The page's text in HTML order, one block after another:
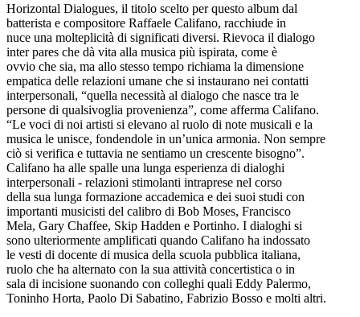
Horizontal Dialogues, il titolo scelto per questo album dal
batterista e compositore Raffaele Califano, racchiude in
nuce una molteplicità di significati diversi. Rievoca il dialogo
inter pares che dà vita alla musica più ispirata, come è
ovvio che sia, ma allo stesso tempo richiama la dimensione
empatica delle relazioni umane che si instaurano nei contatti
interpersonali, “quella necessità al dialogo che nasce tra le
persone di qualsivoglia provenienza”, come afferma Califano.
“Le voci di noi artisti si elevano al ruolo di note musicali e la
musica le unisce, fondendole in un’unica armonia. Non sempre
ciò si verifica e tuttavia ne sentiamo un crescente bisogno”.
Califano ha alle spalle una lunga esperienza di dialoghi
interpersonali - relazioni stimolanti intraprese nel corso
della sua lunga formazione accademica e dei suoi studi con
importanti musicisti del calibro di Bob Moses, Francisco
Mela, Gary Chaffee, Skip Hadden e Portinho. I dialoghi si
sono ulteriormente amplificati quando Califano ha indossato
le vesti di docente di musica della scuola pubblica italiana,
ruolo che ha alternato con la sua attività concertistica o in
sala di incisione suonando con colleghi quali Eddy Palermo,
Toninho Horta, Paolo Di Sabatino, Fabrizio Bosso e molti altri.